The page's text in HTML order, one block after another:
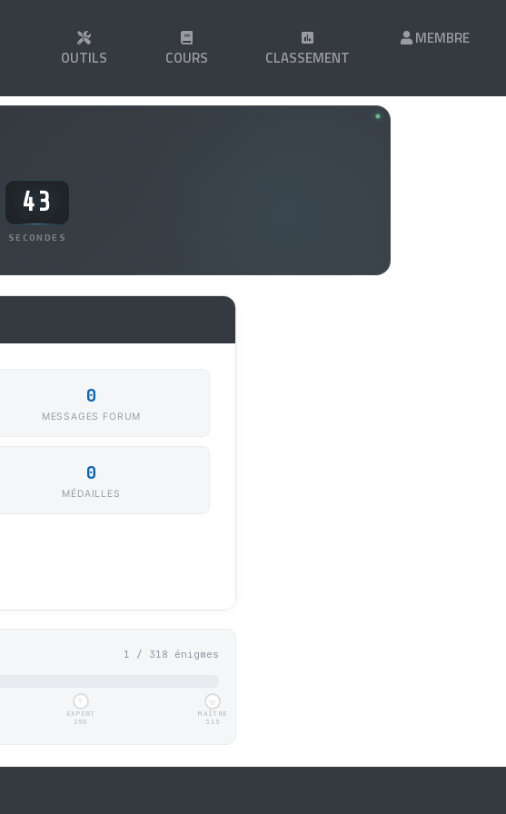
OUTILS COURS CLASSEMENT
MEMBRE
43
SECONDES
0
MESSAGES FORUM
0
MÉDAILLES
1 / 318 énigmes
EXPERT
250
MAÎTRE
315